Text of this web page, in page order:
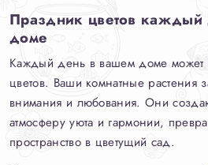
Праздник цветов
доме
Каждый день в вашем доме может
цветов. Ваши комнатные растения
внимания и любования. Они
атмосферу уюта и гармонии,
пространство в цветущий сад.